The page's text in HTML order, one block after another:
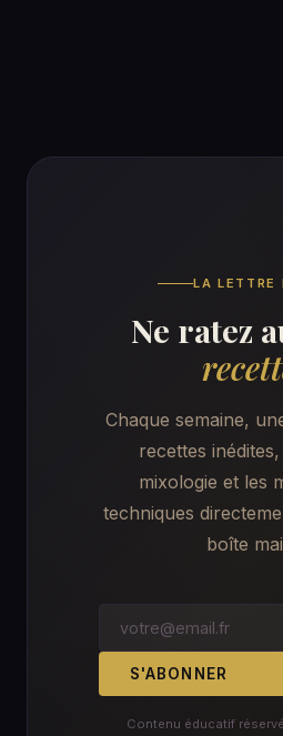
LA LETTRE
Ne ratez
Chaque semaine,
recettes
mixologie et les
techniques
boîte
S'ABONNER
Contenu éducatif